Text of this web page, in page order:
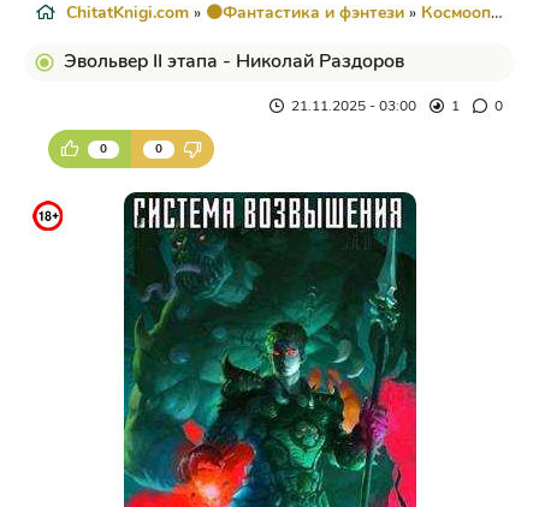
ChitatKnigi.com » 🟠Фантастика и фэнтези » Космоопера
Эвольвер II этапа - Николай Раздоров
21.11.2025 - 03:00 1 0
0 0